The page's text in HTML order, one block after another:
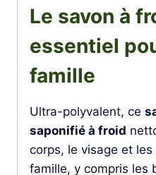
Le savon à
essentiel
famille
Ultra-polyvalent, ce
saponifié à froid
corps, le visage et
famille, y compris les